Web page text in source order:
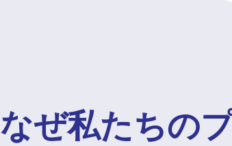
なぜ私たちの